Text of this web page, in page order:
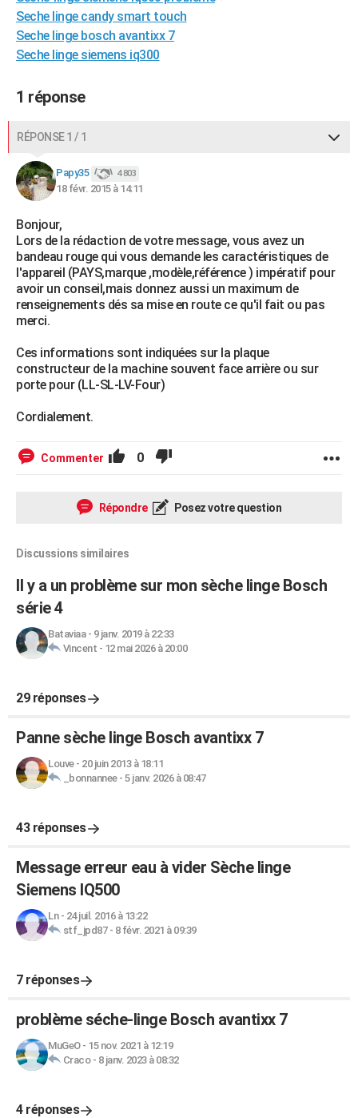
Destinations
City break
Voyage nature
Voyage de noces
Forum
Climat
+PHOTO
GUIDES D'ACHAT
Carte de Noël
Carte Bonne année
Carte Saint-Valentin
Carte Pâques
Carte d'anniversaire
Dictionnaire
Biographies
Citations
Expressions
Proverbes
PROGRAMME TV
S'inscrire
Se connecter
Lycées
Collèges
Primaires
Universités
Entreprises
Service militaire
Avis de recherche
AVIS DE DÉCÈS
FORUM
Bricolage
Lifestyle
Culture
Sport
Auto
Television
Voyage
Cinema
Seche linge candy smart touch
Seche linge bosch avantixx 7
Seche linge siemens iq300
1 réponse
RÉPONSE 1 / 1
Papy35 4 803
18 févr. 2015 à 14:11
Bonjour,
Lors de la rédaction de votre message, vous avez un
bandeau rouge qui vous demande les caractéristiques de
l'appareil (PAYS,marque ,modèle,référence ) impératif pour
avoir un conseil,mais donnez aussi un maximum de
renseignements dés sa mise en route ce qu'il fait ou pas
merci.
Ces informations sont indiquées sur la plaque
constructeur de la machine souvent face arrière ou sur
porte pour (LL-SL-LV-Four)
Cordialement.
Commenter 0
Répondre Posez votre question
Discussions similaires
Il y a un problème sur mon sèche linge Bosch
série 4
Bataviaa- 9 janv. 2019 à 22:33
Vincent - 12 mai 2026 à 20:00
29 réponses
Panne sèche linge Bosch avantixx 7
Louve- 20 juin 2013 à 18:11
_bonnannee- 5 janv. 2026 à 08:47
43 réponses
Message erreur eau à vider Sèche linge
Siemens IQ500
Ln- 24 juil. 2016 à 13:22
stf_jpd87- 8 févr. 2021 à 09:39
7 réponses
problème séche-linge Bosch avantixx 7
MuGeO- 15 nov. 2021 à 12:19
Craco- 8 janv. 2023 à 08:32
4 réponses